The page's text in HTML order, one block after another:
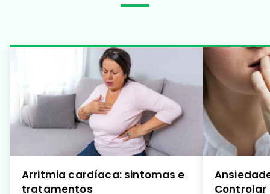
Arritmia cardíaca: sintomas e
tratamentos
Controlar